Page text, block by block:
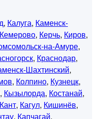
, Калуга, Каменск-
Кемерово, Керчь, Киров,
на-Амуре,
, Краснодар,
Шахтинский,
, Колпино, Кузнецк,
, Кызылорда, Костанай,
Кант, Кагул, Кишинёв,
, Капчагай,